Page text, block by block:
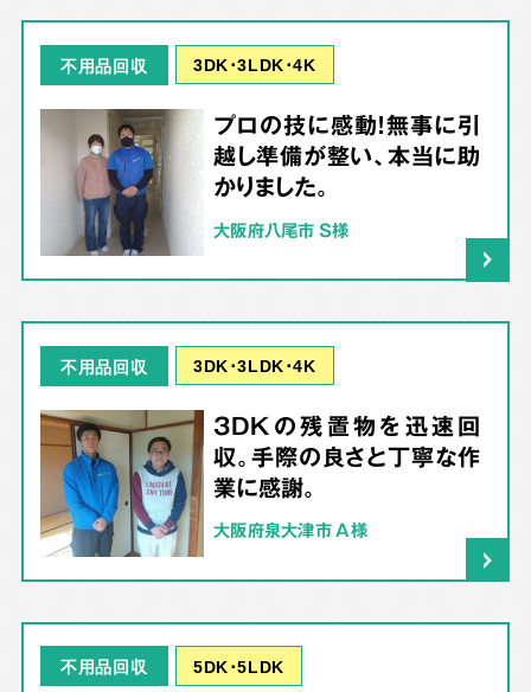
不用品回収 3DK･3LDK･4K
プロの技に感動！無事に引
越し準備が整い、本当に助
かりました。
大阪府八尾市 S様
不用品回収 3DK･3LDK･4K
3DKの残置物を迅速回
収。手際の良さと丁寧な作
業に感謝。
大阪府泉大津市 A様
不用品回収 5DK･5LDK